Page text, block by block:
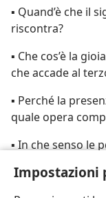
Impostazioni
▪ Quand’è che il
riscontra?
▪ Che cos’è la
che accade al
▪ Perché la
quale opera
▪ In che senso le
▪ Quando ebbe